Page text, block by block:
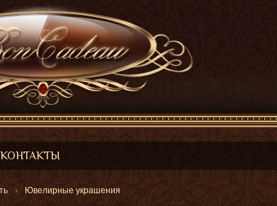
КОНТАКТЫ
Ювелирные украшения